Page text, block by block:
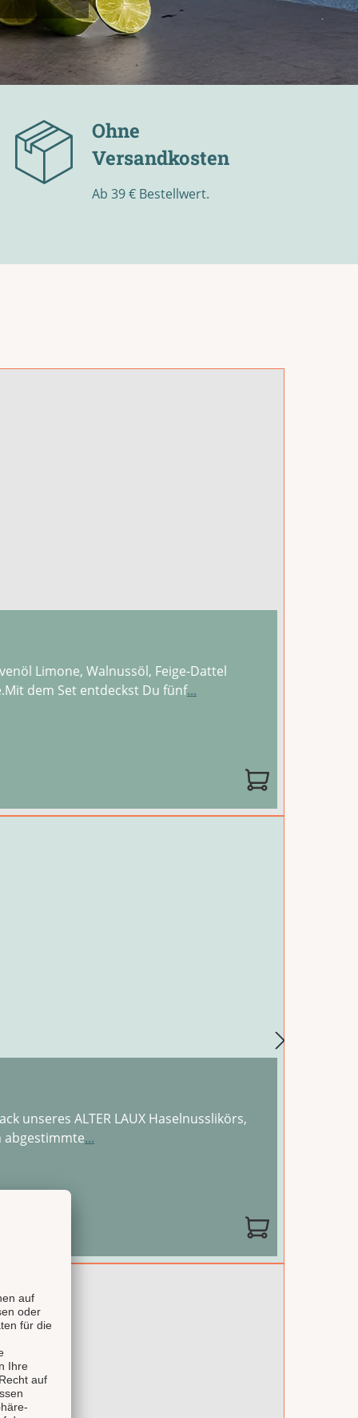
Ohne
Versandkosten
Ab 39 € Bestellwert.
Limone, Walnussöl, Feige-Dattel
dem Set entdeckst Du fünf...
unseres ALTER LAUX Haselnusslikörs,
abgestimmte...